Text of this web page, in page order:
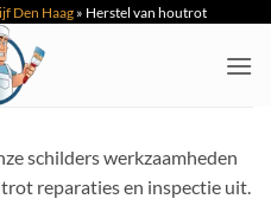
Den Haag» Herstel van houtrot
schilders werkzaamheden
reparaties en inspectie uit.